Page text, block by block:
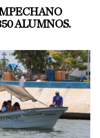
ALUMNOS.